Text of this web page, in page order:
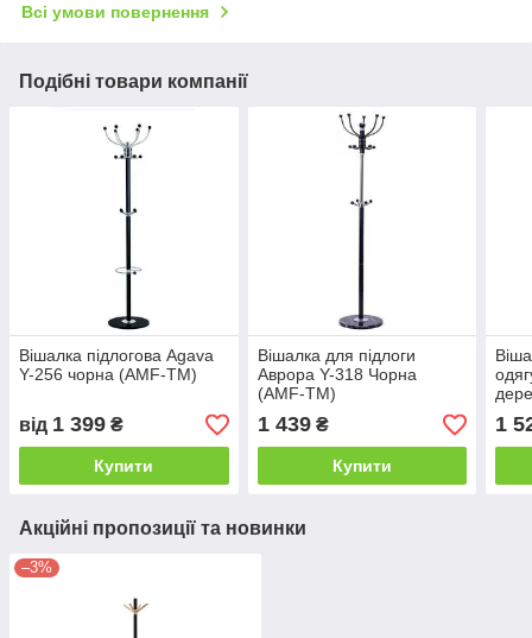
Всі умови повернення
Подібні товари компанії
Вішалка підлогова Agava
Y-256 чорна (AMF-ТМ)
від 1 399 ₴
Купити
Вішалка для підлоги
Аврора Y-318 Чорна
(AMF-ТМ)
1 439₴
Купити
1
Акційні пропозиції та новинки
–3%